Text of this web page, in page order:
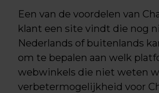
Een van de voordelen van
klant een site vindt die nog
Nederlands of buitenlands
om te bepalen aan welk
webwinkels die niet weten
verbetermogelijkheid voor